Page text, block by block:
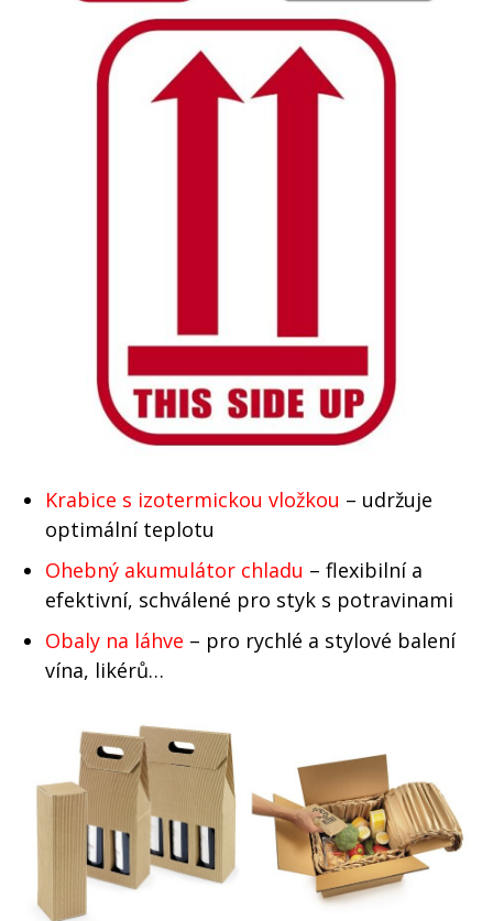
Krabice s izotermickou vložkou – udržuje
optimální teplotu
Ohebný akumulátor chladu – flexibilní a
efektivní, schválené pro styk s potravinami
Obaly na láhve – pro rychlé a stylové balení
vína, likérů…